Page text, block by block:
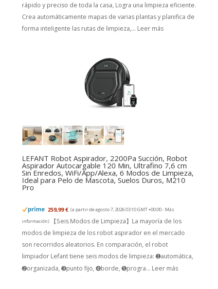
rápido y preciso de toda la casa, Logra una limpieza eficiente.
Crea automáticamente mapas de varias plantas y planifica de
forma inteligente las rutas de limpieza,... Leer más
LEFANT Robot Aspirador, 2200Pa Succión, Robot
Aspirador Autocargable 120 Min, Ultrafino 7,6 cm
Sin Enredos, WiFi/App/Alexa, 6 Modos de Limpieza,
Ideal para Pelo de Mascota, Suelos Duros, M210
Pro
259,99 € (a partir de agosto 7, 2026 03:10 GMT +00:00 - Más
información)
【Seis Modos de Limpieza】La mayoría de los
modos de limpieza de los robot aspirador en el mercado
son recorridos aleatorios. En comparación, el robot
limpiador Lefant tiene seis modos de limpieza: ➊automática,
➋organizada, ➌punto fijo, ➍borde, ➎progra... Leer más